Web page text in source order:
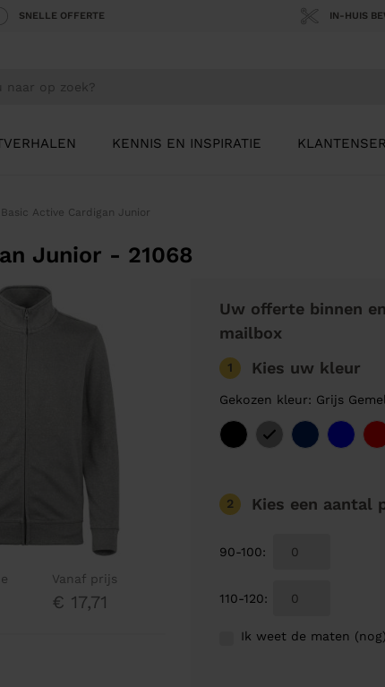
SNELLE OFFERTE IN-HUIS
KENNIS EN INSPIRATIE
Active Cardigan Junior
Junior - 21068
Vanaf prijs
€ 17,71
Uw offerte binnen
mailbox
1 Kies uw kleur
Gekozen kleur: Grijs
2 Kies een aantal
90-100:
110-120:
Ik weet de maten